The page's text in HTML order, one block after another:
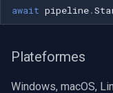
await pipeline.
Plateformes
Windows, macOS,